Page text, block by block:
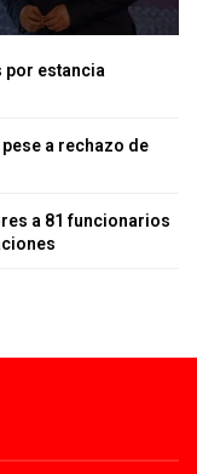
por estancia
a rechazo de
a 81 funcionarios